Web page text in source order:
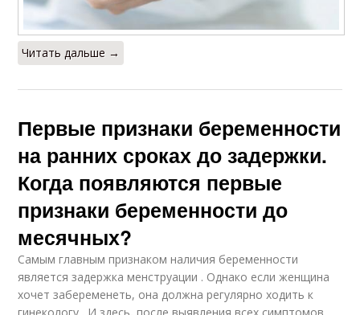
Читать дальше →
Первые признаки беременности
на ранних сроках до задержки.
Когда появляются первые
признаки беременности до
месячных?
Самым главным признаком наличия беременности
является задержка менструации . Однако если женщина
хочет забеременеть, она должна регулярно ходить к